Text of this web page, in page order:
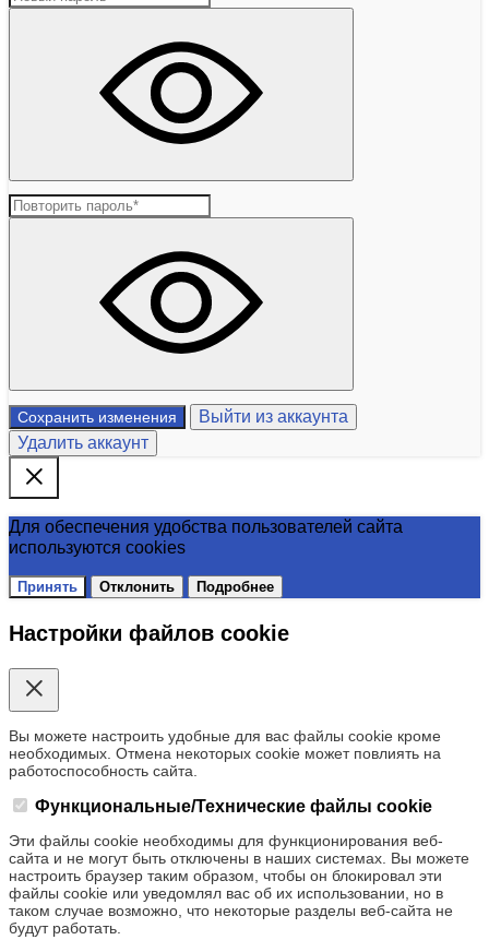
Сохранить изменения
Выйти из аккаунта
Удалить аккаунт
Для обеспечения удобства пользователей сайта
используются cookies
Принять Отклонить Подробнее
Настройки файлов cookie
Вы можете настроить удобные для вас файлы cookie кроме
необходимых. Отмена некоторых cookie может повлиять на
работоспособность сайта.
Функциональные/Технические файлы cookie
Эти файлы cookie необходимы для функционирования веб-
сайта и не могут быть отключены в наших системах. Вы можете
настроить браузер таким образом, чтобы он блокировал эти
файлы cookie или уведомлял вас об их использовании, но в
таком случае возможно, что некоторые разделы веб-сайта не
будут работать.